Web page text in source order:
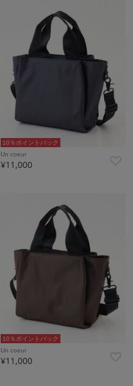
10％ポイントバック
Un coeur
¥11,000
10％ポイントバック
Un coeur
¥11,000